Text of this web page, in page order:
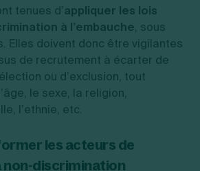
tenues d’appliquer les lois
à l’embauche, sous
Elles doivent donc être vigilantes
de recrutement à écarter de
ou d’exclusion, tout
le sexe, la religion,
l’ethnie, etc.
les acteurs de
non-discrimination